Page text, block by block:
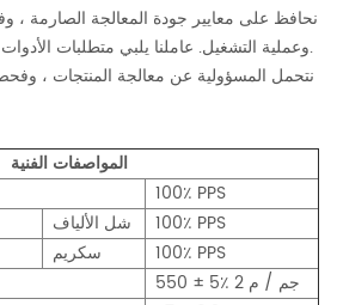
وعملية التشغيل. عاملنا يلبي متطلبات الأدوات والملابس ، ممنوع التدخين.
المواصفات الفنية
100٪ PPS
شل الألياف
100٪ PPS
سكريم
100٪ PPS
550 ± 5٪ جم / م 2